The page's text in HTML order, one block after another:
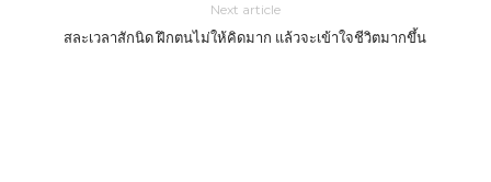
Next article
สละเวลาสักนิด ฝึกตนไม่ให้คิดมาก แล้วจะเข้าใจชีวิตมากขึ้น